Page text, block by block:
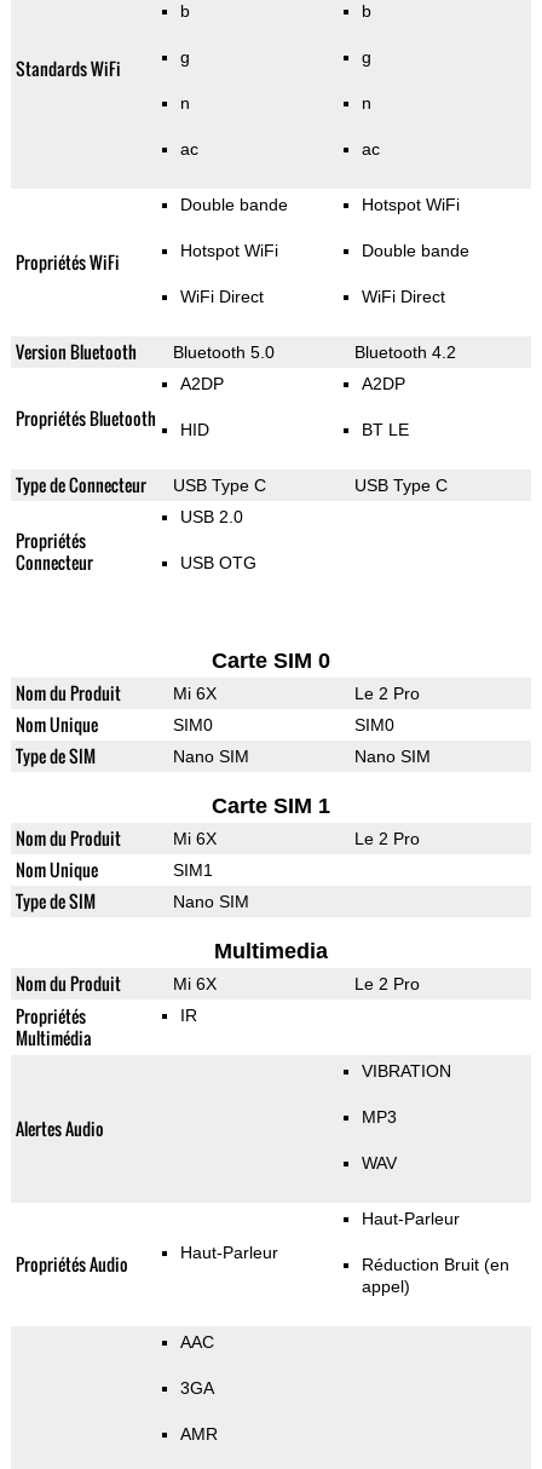
Standards WiFi
b
g
n
ac
b
g
n
ac
Propriétés WiFi
Double bande
Hotspot WiFi
WiFi Direct
Hotspot WiFi
Double bande
WiFi Direct
Version Bluetooth Bluetooth 5.0 Bluetooth 4.2
Propriétés Bluetooth
A2DP
HID
A2DP
BT LE
Type de Connecteur USB Type C USB Type C
Propriétés
Connecteur
USB 2.0
USB OTG
Carte SIM 0
Nom du Produit Mi 6X Le 2 Pro
Nom Unique SIM0 SIM0
Type de SIM Nano SIM Nano SIM
Carte SIM 1
Nom du Produit Mi 6X Le 2 Pro
Nom Unique SIM1
Type de SIM Nano SIM
Multimedia
Nom du Produit Mi 6X Le 2 Pro
Propriétés
Multimédia
IR
Alertes Audio
VIBRATION
MP3
WAV
Propriétés Audio Haut-Parleur
Haut-Parleur
Réduction Bruit (en
appel)
AAC
3GA
AMR